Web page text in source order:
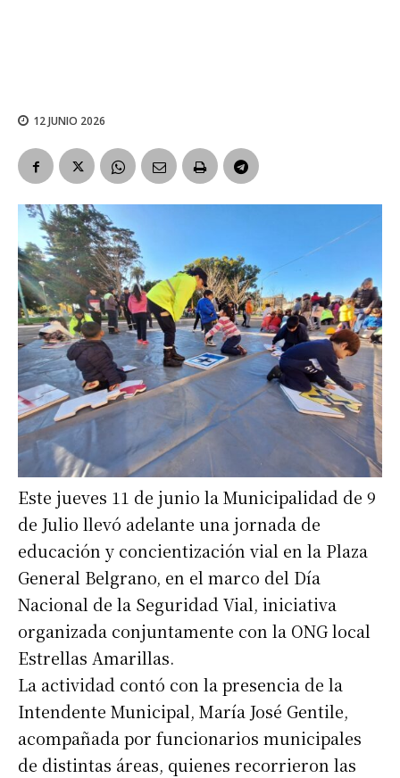
12 JUNIO 2026
Este jueves 11 de junio la Municipalidad de 9
de Julio llevó adelante una jornada de
educación y concientización vial en la Plaza
General Belgrano, en el marco del Día
Nacional de la Seguridad Vial, iniciativa
organizada conjuntamente con la ONG local
Estrellas Amarillas.
La actividad contó con la presencia de la
Intendente Municipal, María José Gentile,
acompañada por funcionarios municipales
de distintas áreas, quienes recorrieron las